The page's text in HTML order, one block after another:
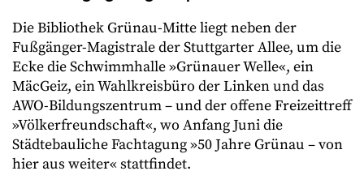
Die Bibliothek Grünau-Mitte liegt neben der
Fußgänger-Magistrale der Stuttgarter Allee, um die
Ecke die Schwimmhalle »Grünauer Welle«, ein
MäcGeiz, ein Wahlkreisbüro der Linken und das
AWO-Bildungszentrum – und der offene Freizeittreff
»Völkerfreundschaft«, wo Anfang Juni die
Städtebauliche Fachtagung »50 Jahre Grünau – von
hier aus weiter« stattfindet.